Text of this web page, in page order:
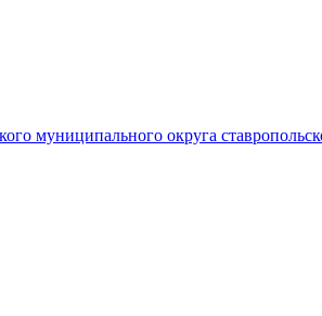
муниципального округа